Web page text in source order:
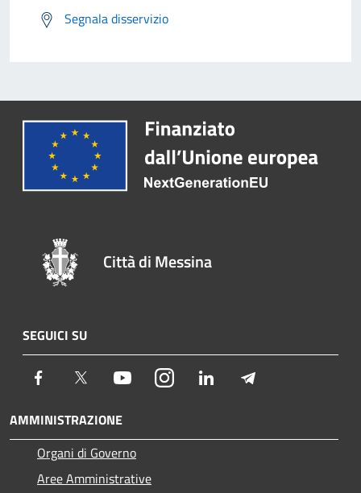
Segnala disservizio
Città di Messina
SEGUICI SU
Facebook Twitter YoutubeInstagram LinkedIn
AMMINISTRAZIONE
Organi di Governo
Aree Amministrative